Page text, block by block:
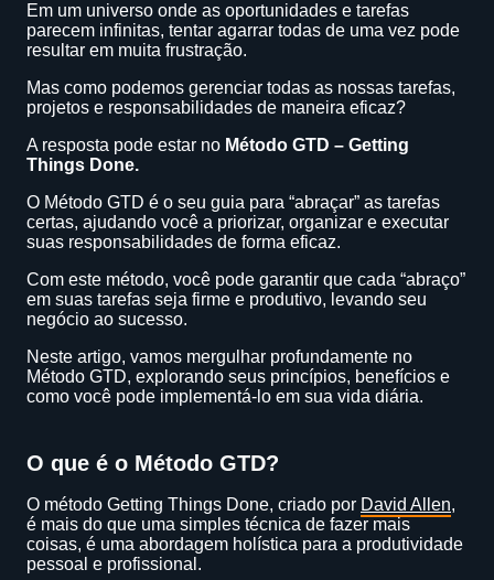
Em um universo onde as oportunidades e tarefas
parecem infinitas, tentar agarrar todas de uma vez pode
resultar em muita frustração.
Mas como podemos gerenciar todas as nossas tarefas,
projetos e responsabilidades de maneira eficaz?
A resposta pode estar no Método GTD – Getting
Things Done.
O Método GTD é o seu guia para “abraçar” as tarefas
certas, ajudando você a priorizar, organizar e executar
suas responsabilidades de forma eficaz.
Com este método, você pode garantir que cada “abraço”
em suas tarefas seja firme e produtivo, levando seu
negócio ao sucesso.
Neste artigo, vamos mergulhar profundamente no
Método GTD, explorando seus princípios, benefícios e
como você pode implementá-lo em sua vida diária.
O que é o Método GTD?
O método Getting Things Done, criado por David Allen,
é mais do que uma simples técnica de fazer mais
coisas, é uma abordagem holística para a produtividade
pessoal e profissional.